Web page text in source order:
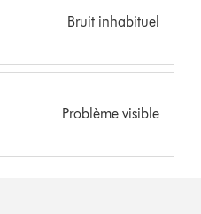
Bruit inhabituel
Problème visible